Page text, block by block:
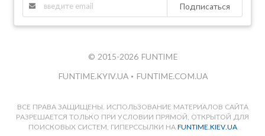
Подписаться
© 2015-2026 FUNTIME
FUNTIME.KYIV.UA • FUNTIME.COM.UA
ВСЕ ПРАВА ЗАЩИЩЕНЫ. ИСПОЛЬЗОВАНИЕ МАТЕРИАЛОВ САЙТА
РАЗРЕШАЕТСЯ ТОЛЬКО ПРИ УСЛОВИИ ПРЯМОЙ, ОТКРЫТОЙ ДЛЯ
ПОИСКОВЫХ СИСТЕМ, ГИПЕРССЫЛКИ НА FUNTIME.KIEV.UA